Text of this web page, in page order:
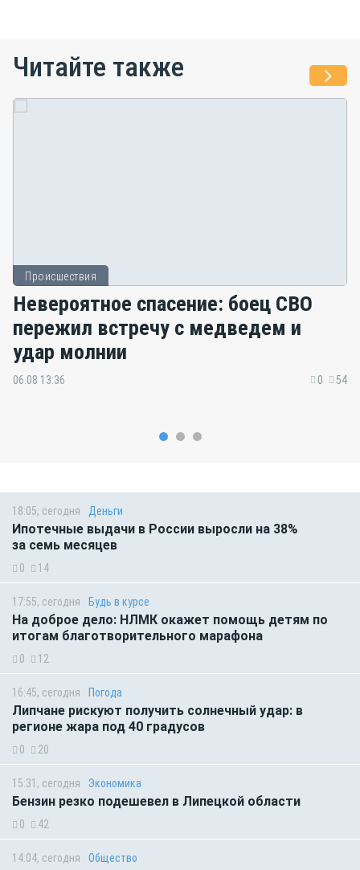
Читайте также
Происшествия
Невероятное спасение: боец СВО
пережил встречу с медведем и
удар молнии
06.08 13:36 0 54
18:05, сегодня Деньги
Ипотечные выдачи в России выросли на 38%
за семь месяцев
0 14
17:55, сегодня Будь в курсе
На доброе дело: НЛМК окажет помощь детям по
итогам благотворительного марафона
0 12
16:45, сегодня Погода
Липчане рискуют получить солнечный удар: в
регионе жара под 40 градусов
0 20
15:31, сегодня Экономика
Бензин резко подешевел в Липецкой области
0 42
14:04, сегодня Общество